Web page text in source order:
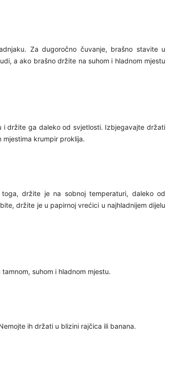
Za dugoročno čuvanje, brašno stavite u
a ako brašno držite na suhom i hladnom mjestu
držite ga daleko od svjetlosti. Izbjegavajte držati
krumpir proklija.
držite je na sobnoj temperaturi, daleko od
držite je u papirnoj vrećici u najhladnijem dijelu
suhom i hladnom mjestu.
ih držati u blizini rajčica ili banana.